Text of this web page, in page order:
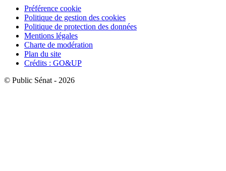
Préférence cookie
Politique de gestion des cookies
Politique de protection des données
Mentions légales
Charte de modération
Plan du site
Crédits : GO&UP
© Public Sénat - 2026